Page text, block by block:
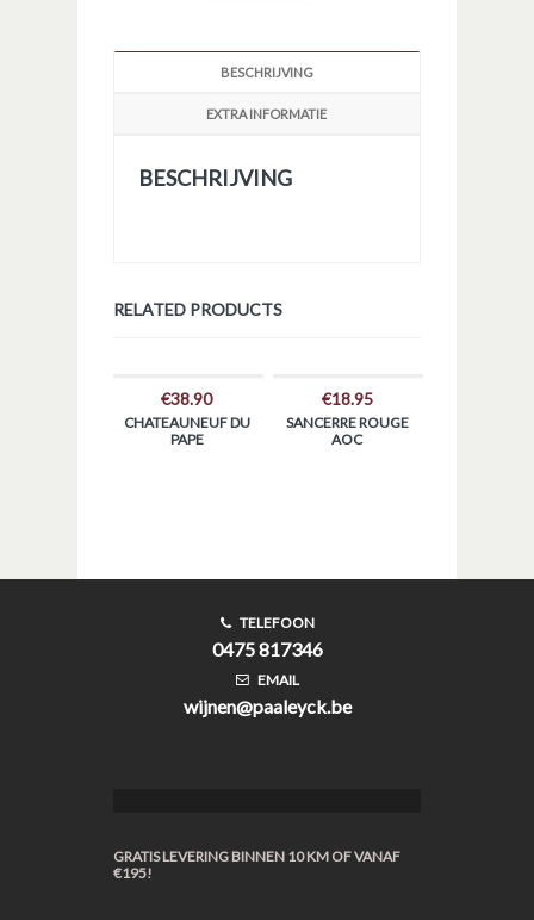
BESCHRIJVING
EXTRA INFORMATIE
BESCHRIJVING
RELATED PRODUCTS
€38.90
CHATEAUNEUF DU
PAPE
€18.95
SANCERRE ROUGE
AOC
TELEFOON
0475 817346
EMAIL
wijnen@paaleyck.be
GRATIS LEVERING BINNEN 10 KM OF VANAF
€195!